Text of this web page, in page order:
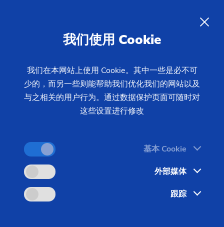
产品 & 服务 机床 制齿机床
强力刮齿机
VSC 400 PS
我们使用 Cookie
我们在本网站上使用 Cookie。其中一些是必不可
少的，而另一些则能帮助我们优化我们的网站以及
与之相关的用户行为。通过数据保护页面可随时对
这些设置进行修改
基本 Cookie
外部媒体
跟踪